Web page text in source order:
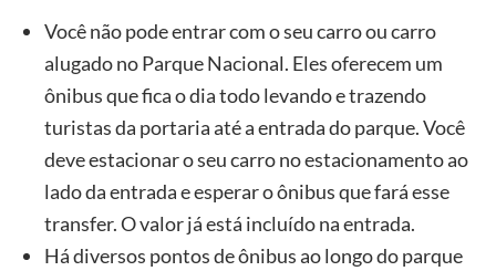
Você não pode entrar com o seu carro ou carro
alugado no Parque Nacional. Eles oferecem um
ônibus que fica o dia todo levando e trazendo
turistas da portaria até a entrada do parque. Você
deve estacionar o seu carro no estacionamento ao
lado da entrada e esperar o ônibus que fará esse
transfer. O valor já está incluído na entrada.
Há diversos pontos de ônibus ao longo do parque